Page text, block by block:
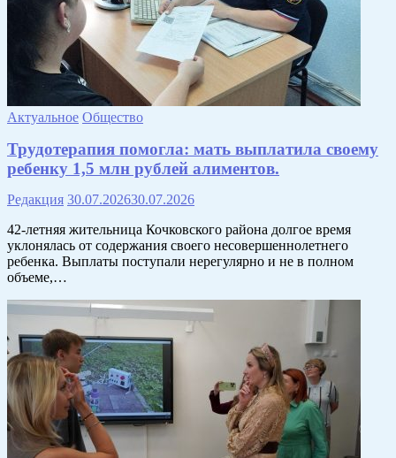
Актуальное Общество
Трудотерапия помогла: мать выплатила своему
ребенку 1,5 млн рублей алиментов.
Редакция 30.07.202630.07.2026
42-летняя жительница Кочковского района долгое время
уклонялась от содержания своего несовершеннолетнего
ребенка. Выплаты поступали нерегулярно и не в полном
объеме,…